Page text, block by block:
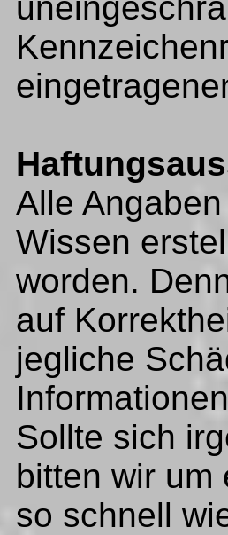
Alle
Wissen
worden.
auf
jegliche
Sollte sich
bitten wir um
so schnell